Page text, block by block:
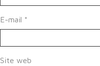
E-mail *
Site web